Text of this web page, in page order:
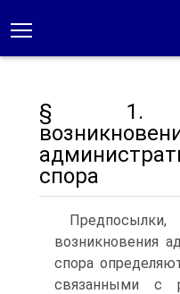
§ 1.
спора
возникновения
спора
связанными с